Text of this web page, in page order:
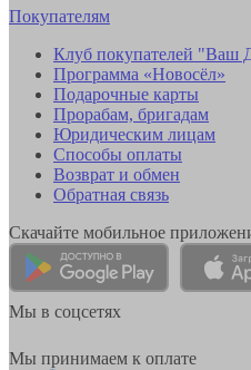
Покупателям
Клуб покупателей "Ваш
Программа «Новосёл»
Подарочные карты
Прорабам, бригадам
Юридическим лицам
Способы оплаты
Возврат и обмен
Обратная связь
Скачайте мобильное
Мы в соцсетях
Мы принимаем к оплате